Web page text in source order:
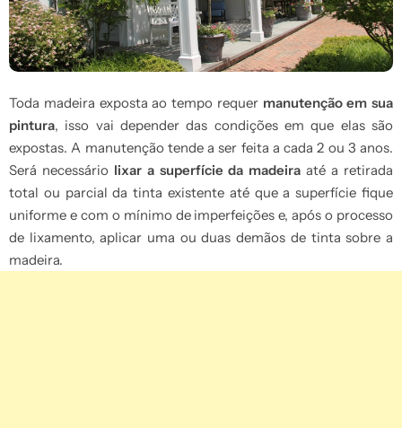
Toda madeira exposta ao tempo requer manutenção em sua
pintura, isso vai depender das condições em que elas são
expostas. A manutenção tende a ser feita a cada 2 ou 3 anos.
Será necessário lixar a superfície da madeira até a retirada
total ou parcial da tinta existente até que a superfície fique
uniforme e com o mínimo de imperfeições e, após o processo
de lixamento, aplicar uma ou duas demãos de tinta sobre a
madeira.